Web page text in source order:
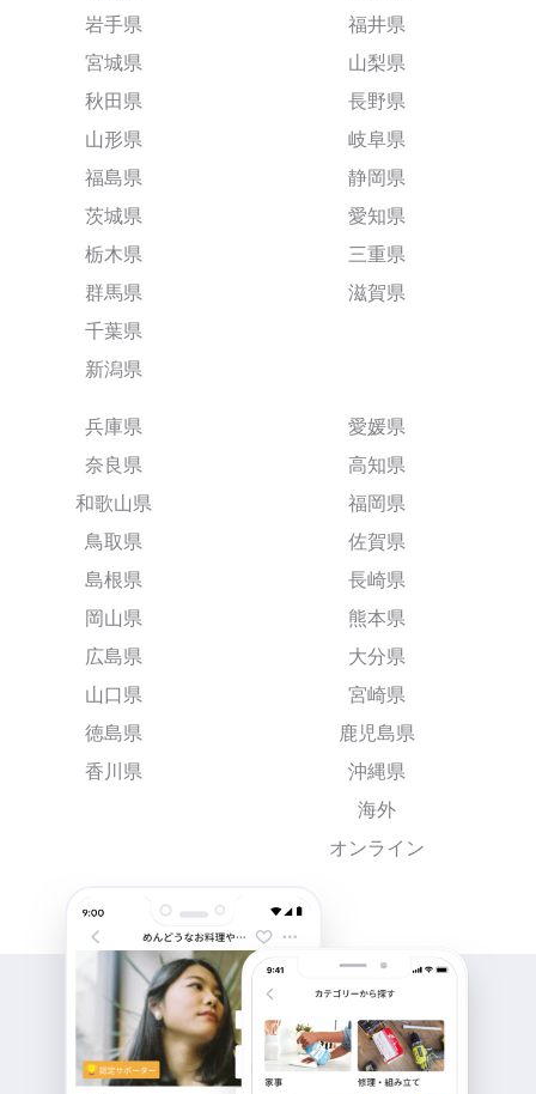
岩手県
宮城県
秋田県
山形県
福島県
茨城県
栃木県
群馬県
千葉県
新潟県
福井県
山梨県
長野県
岐阜県
静岡県
愛知県
三重県
滋賀県
兵庫県
奈良県
和歌山県
鳥取県
島根県
岡山県
広島県
山口県
徳島県
香川県
愛媛県
高知県
福岡県
佐賀県
長崎県
熊本県
大分県
宮崎県
鹿児島県
沖縄県
海外
オンライン